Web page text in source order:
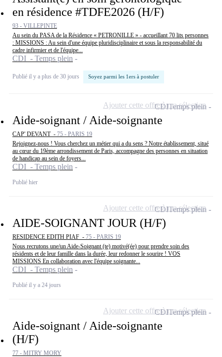
en résidence #TDFE2026 (H/F)
93 - VILLEPINTE
Au sein du PASA de la Résidence « PETRONILLE » - accueillant 70 lits personnes
: MISSIONS : Au sein d'une équipe pluridisciplinaire et sous la responsabilité du
cadre infirmier et de l'équipe...
CDI - Temps plein
Publié il y a plus de 30 jours Soyez parmi les 1ers à postuler
Aide-soignant / Aide-soignante
CAP' DEVANT - 75 - PARIS 19
Rejoignez-nous ! Vous cherchez un métier qui a du sens ? Notre établissement, situé
au cœur du 19ème arrondissement de Paris, accompagne des personnes en situation
de handicap au sein de foyers...
CDI - Temps plein
Publié hier
CDITemps plein
Ajouter cette offre à ma sélection
AIDE-SOIGNANT JOUR (H/F)
RESIDENCE EDITH PIAF - 75 - PARIS 19
Nous recrutons une/un Aide-Soignant (te) motivé(ée) pour prendre soin des
résidents et de leur famille dans la durée, leur redonner le sourire ! VOS
MISSIONS En collaboration avec l'équipe soignante...
CDI - Temps plein
Publié il y a 24 jours
CDITemps plein
Ajouter cette offre à ma sélection
Aide-soignant / Aide-soignante
(H/F)
77 - MITRY MORY
CDITemps plein
Ajouter cette offre à ma sélection